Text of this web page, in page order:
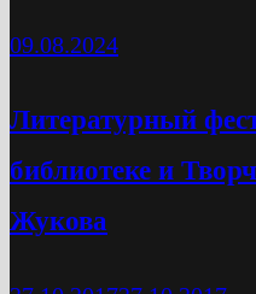
09.08.2024
Литературный
библиотеке и
Жукова